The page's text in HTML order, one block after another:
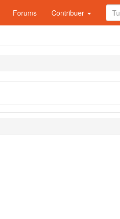
Forums Contribuer